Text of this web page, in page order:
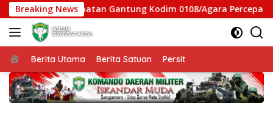
Langsung
ke
konten
Breaking News
Satgas Jembatan Gantung Kodim 0108/Agara Percepat Akses
Beranda
Berita Utama Berita Satuan Persit